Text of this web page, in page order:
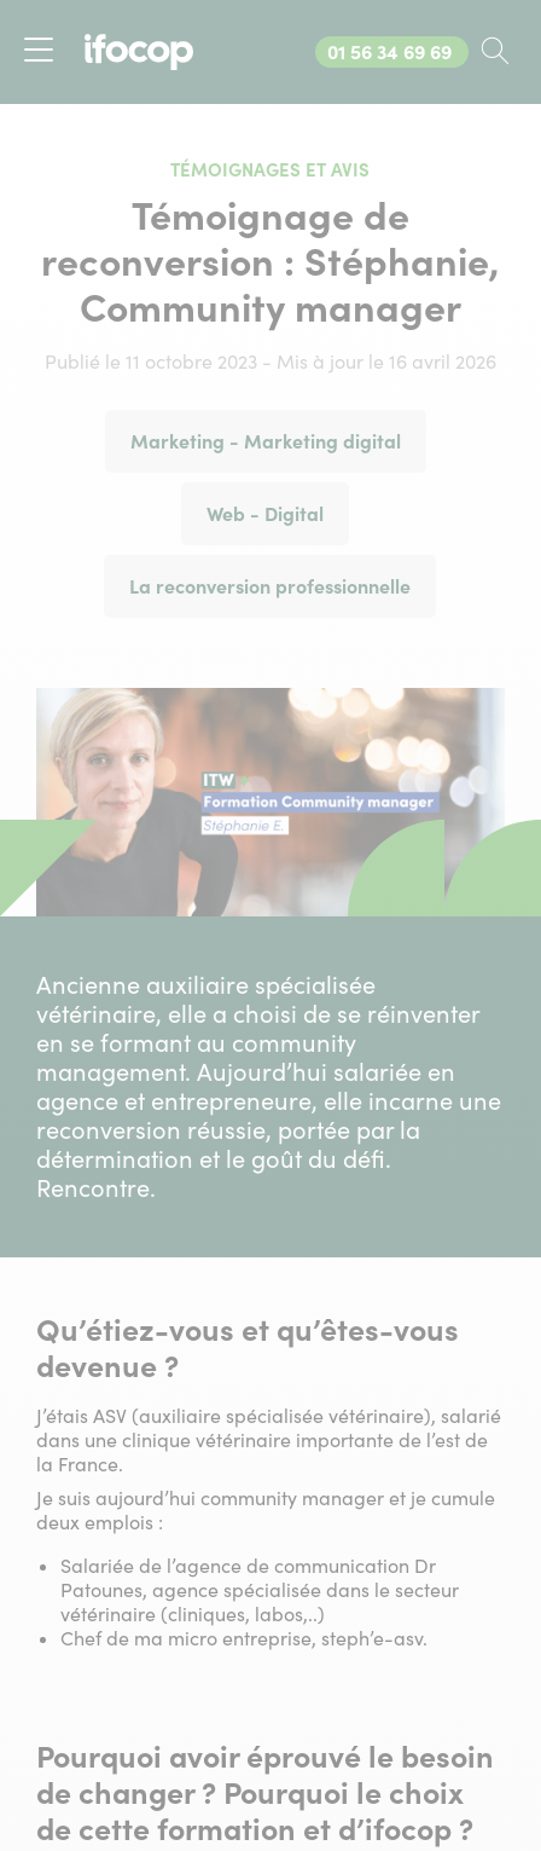
Menu
Appelez-nous au
01 56 34 69 69
TÉMOIGNAGES ET AVIS
Témoignage de
reconversion : Stéphanie,
Community manager
Publié le 11 octobre 2023 - Mis à jour le 16 avril 2026
Marketing - Marketing digital
Web - Digital
La reconversion professionnelle
Ancienne auxiliaire spécialisée
vétérinaire, elle a choisi de se réinventer
en se formant au community
management. Aujourd’hui salariée en
agence et entrepreneure, elle incarne une
reconversion réussie, portée par la
détermination et le goût du défi.
Rencontre.
Qu’étiez-vous et qu’êtes-vous
devenue ?
J’étais ASV (auxiliaire spécialisée vétérinaire), salarié
dans une clinique vétérinaire importante de l’est de
la France.
Je suis aujourd’hui community manager et je cumule
deux emplois :
Salariée de l’agence de communication Dr
Patounes, agence spécialisée dans le secteur
vétérinaire (cliniques, labos,..)
Chef de ma micro entreprise, steph’e-asv.
Pourquoi avoir éprouvé le besoin
de changer ? Pourquoi le choix
de cette formation et d’ifocop ?